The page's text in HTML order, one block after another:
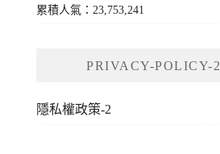
累積人氣：23,753,241
PRIVACY-POLICY-2
隱私權政策-2